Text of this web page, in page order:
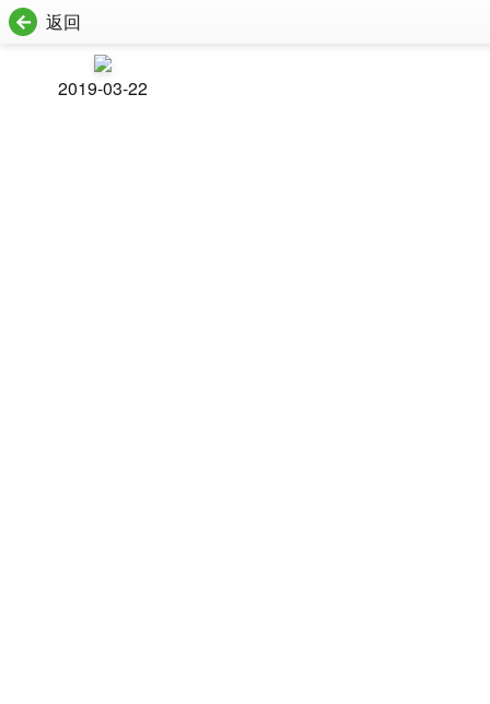
返回
2019-03-22